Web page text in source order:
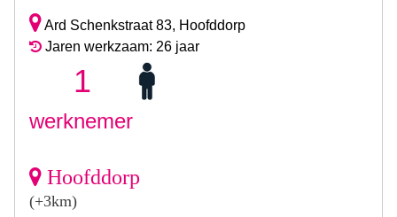
Ard Schenkstraat 83, Hoofddorp
Jaren werkzaam: 26 jaar
1
werknemer
Hoofddorp
(+3km)